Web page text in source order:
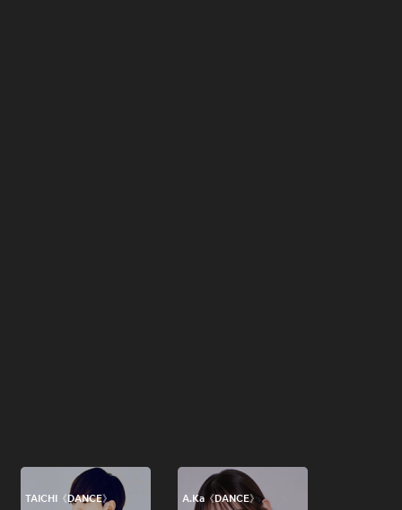
TAICHI《DANCE》 A.Ka《DANCE》